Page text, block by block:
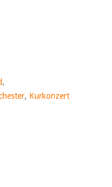
,
, Kurkonzert